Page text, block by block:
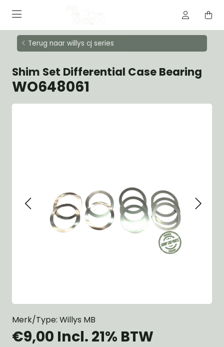
Terug naar willys cj series
Shim Set Differential Case Bearing
WO648061
Merk/Type: Willys MB
€9,00 Incl. 21% BTW